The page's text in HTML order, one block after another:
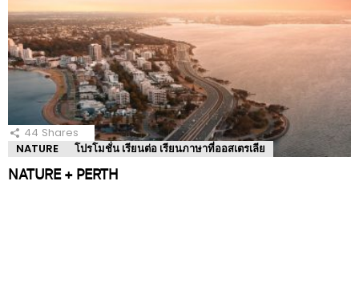
44 Shares
NATURE
โปรโมชั่น เรียนต่อ เรียนภาษาที่ออสเตรเลีย
NATURE + PERTH